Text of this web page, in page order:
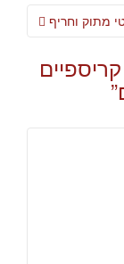
Post
מתוק וחריף
”